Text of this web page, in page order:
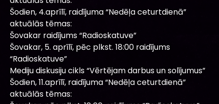
Šodien, 4.aprīlī, raidījuma “Nedēļa ceturtdienā”
aktuālās tēmas:
Šovakar raidījums “Radioskatuve”
Šovakar, 5. aprīlī, pēc plkst. 18:00 raidījums
“Radioskatuve”
Mediju diskusiju cikls “Vērtējam darbus un solījumus”
Šodien, 11.aprīlī, raidījuma “Nedēļa ceturtdienā”
aktuālās tēmas: